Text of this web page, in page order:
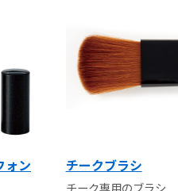
ォン
チークブラシ
チーク専用のブラシ